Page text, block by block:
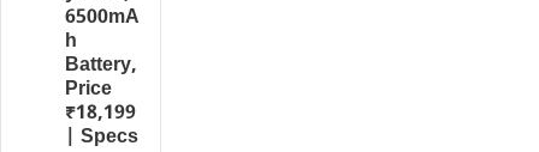
6500mA
h
Battery,
Price
₹18,199
| Specs